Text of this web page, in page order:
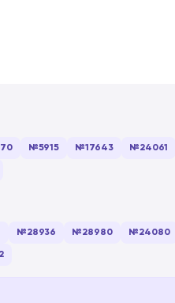
№5915 №17643 №24061
№28936 №28980 №24080